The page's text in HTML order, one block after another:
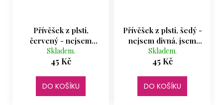
Přívěšek z plsti,
červený - nejsem
divná, jsem limitovaná
edice
Skladem.
45 Kč
DO KOŠÍKU
Přívěšek z plsti, šedý -
nejsem divná, jsem
limitovaná edice
Skladem.
45 Kč
DO KOŠÍKU